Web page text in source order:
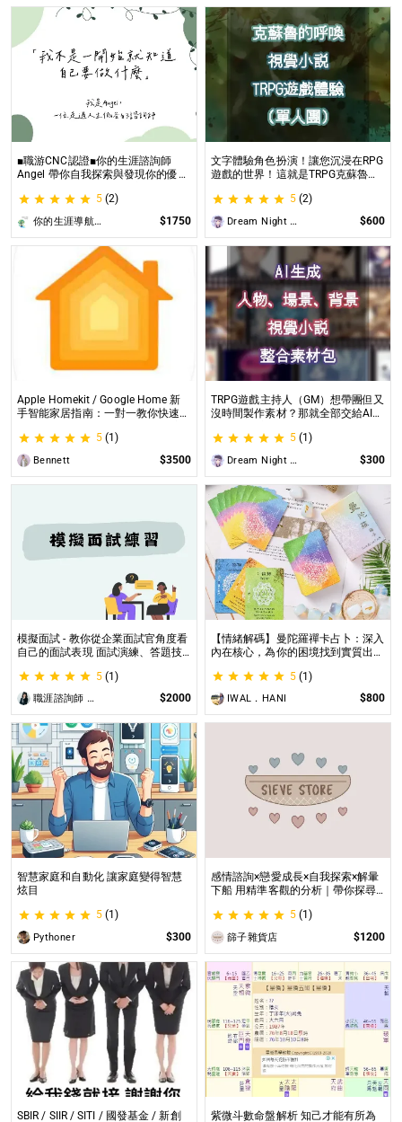
■職游CNC認證■你的生涯諮詢師
Angel 帶你自我探索與發現你的優勢
生涯諮詢師 Angel 為你服務😊
5 (2)
你的生涯導航諮詢師Angel $1750
文字體驗角色扮演！讓您沉浸在RPG
遊戲的世界！這就是TRPG克蘇魯的
驗桌上型角色扮演遊戲（TRPG）的
玩家所開設的體驗項目。
5 (2)
Dream Night Butterfly $600
Apple Homekit / Google Home 新
手智能家居指南：一對一教你快速入
在線解答，輕鬆打造理想的智慧生活
5 (1)
Bennett $3500
TRPG遊戲主持人（GM）想帶團但又
沒時間製作素材？那就全部交給AI來
TRPG主持人（GM）們所開設的項
目，主要是為了讓主持人能少準備一
些東西。
5 (1)
Dream Night Butterfly $300
模擬面試 - 教你從企業面試官角度看
自己的面試表現 面試演練、答題技
5 (1)
職涯諮詢師 阿紫 $2000
【情緒解碼】曼陀羅禪卡占卜：深入
內在核心，為你的困境找到實質出口
情緒解析，打破人生卡關循環
5 (1)
IWAL．HANI $800
智慧家庭和自動化 讓家庭變得智慧
炫目
5 (1)
Pythoner $300
感情諮詢×戀愛成長×自我探索×解暈
下船 用精準客觀的分析｜帶你探尋
5 (1)
篩子雜貨店 $1200
SBIR / SIIR / SITI / 國發基金 / 新創 紫微斗數命盤解析 知己才能有所為